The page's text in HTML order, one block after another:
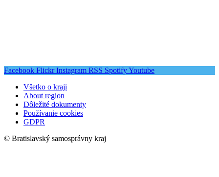
Facebook Flickr Instagram RSS SpotifyYoutube
Všetko o kraji
About region
Dôležité dokumenty
Používanie cookies
GDPR
© Bratislavský samosprávny kraj